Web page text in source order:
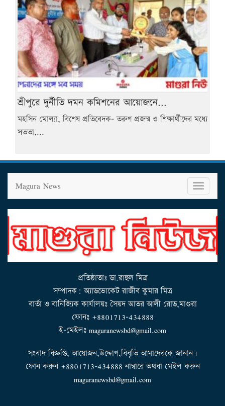
শ্রীপুরে দুর্নীতি দমন কমিশনের আয়োজনে...
মহসিন মোল্যা, বিশেষ প্রতিবেদক- তরুণ প্রজন্ম ও শিক্ষার্থীদের মধ্যে
সততা,...
T
o
g
l
n
g
a
t
o
n
Magura News
প্রতিষ্ঠাতাঃ ডা.রাহুল মিত্র
সম্পাদক: অ্যাডভোকেট রাজীব কুমার মিত্র
বার্তা ও বানিজ্যিক কার্যালয়ঃ সৈয়দ আতর আলী রোড,মাগুরা
ফোনঃ +8801713-434888
ই-মেইলঃ maguranewsbd@gmail.com
সংবাদ বিজ্ঞপ্তি, আয়োজন,উদ্দোগ,বিবৃতি আমাদেরকে জানান।
ফোন করুন +8801713-434888 নাম্বারে অথবা মেইল করুন
maguranewsbd@gmail.com